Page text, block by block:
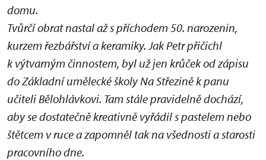
domu.
Tvůrčí obrat nastal až s příchodem 50. narozenin,
kurzem řezbářství a keramiky. Jak Petr přičichl
k výtvarným činnostem, byl už jen krůček od zápisu
do Základní umělecké školy Na Střezině k panu
učiteli Bělohlávkovi. Tam stále pravidelně dochází,
aby se dostatečně kreativně vyřádil s pastelem nebo
štětcem v ruce a zapomněl tak na všednosti a starosti
pracovního dne.